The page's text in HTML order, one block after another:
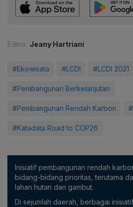
Editor: Jeany Hartriani
#Ekowisata #LCDI #LCDI 2021
#Pembangunan Berkelanjutan
#Pembangunan Rendah Karbon
#Katadata Road to COP26
Inisiatif pembangunan rendah
bidang-bidang prioritas, terutama
lahan hutan dan gambut.
Di sejumlah daerah, berbagai